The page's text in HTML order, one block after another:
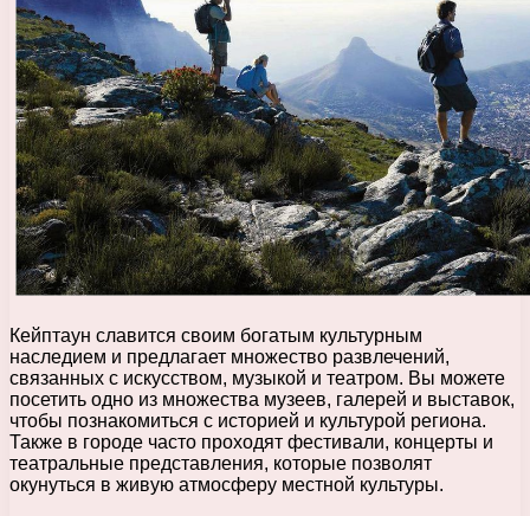
Кейптаун славится своим богатым культурным
наследием и предлагает множество развлечений,
связанных с искусством, музыкой и театром. Вы можете
посетить одно из множества музеев, галерей и выставок,
чтобы познакомиться с историей и культурой региона.
Также в городе часто проходят фестивали, концерты и
театральные представления, которые позволят
окунуться в живую атмосферу местной культуры.